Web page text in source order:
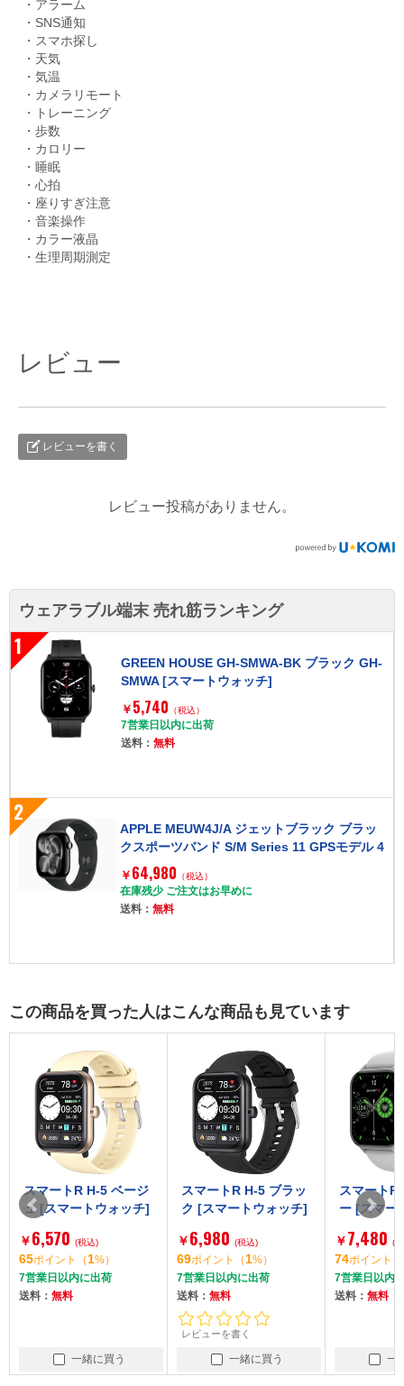
・アラーム
・SNS通知
・スマホ探し
・天気
・気温
・カメラリモート
・トレーニング
・歩数
・カロリー
・睡眠
・心拍
・座りすぎ注意
・音楽操作
・カラー液晶
・生理周期測定
レビュー
レビューを書く
レビュー投稿がありません。
ウェアラブル端末 売れ筋ランキング
1
GREEN HOUSE GH-SMWA-BK ブラック GH-
SMWA [スマートウォッチ]
￥ 5,740 （税込）
7営業日以内に出荷
送料：無料
2
APPLE MEUW4J/A ジェットブラック ブラッ
クスポーツバンド S/M Series 11 GPSモデル 4
6mm [Apple Watch]
￥ 64,980 （税込）
在庫残少 ご注文はお早めに
送料：無料
この商品を買った人はこんな商品も見ています
H-5 ベージ
トウォッチ]
(税込)
1%）
に出荷
スマートR H-5 ブラッ
ク [スマートウォッチ]
(税込)
69 1%）
7営業日以内に出荷
スマートR X-01 グレ
ー [スマートウォッチ]
(税込)
74 1%）
7営業日以内に出荷